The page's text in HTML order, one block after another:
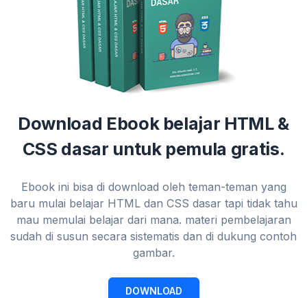
Download Ebook belajar HTML &
CSS dasar untuk pemula gratis.
Ebook ini bisa di download oleh teman-teman yang
baru mulai belajar HTML dan CSS dasar tapi tidak tahu
mau memulai belajar dari mana. materi pembelajaran
sudah di susun secara sistematis dan di dukung contoh
gambar.
DOWNLOAD